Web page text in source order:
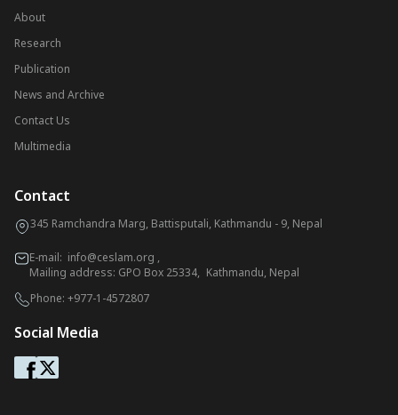
About
Research
Publication
News and Archive
Contact Us
Multimedia
Contact
345 Ramchandra Marg, Battisputali, Kathmandu - 9, Nepal
E-mail: info@ceslam.org ,
Mailing address: GPO Box 25334, Kathmandu, Nepal
Phone: +977-1-4572807
Social Media